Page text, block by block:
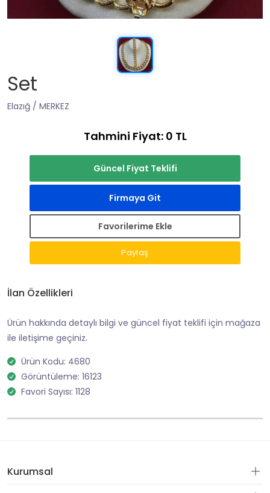
Set
Elazığ / MERKEZ
Tahmini Fiyat: 0 TL
Güncel Fiyat Teklifi
Firmaya Git
Favorilerime Ekle
Paylaş
İlan Özellikleri
Ürün hakkında detaylı bilgi ve güncel fiyat teklifi için mağaza
ile iletişime geçiniz.
Ürün Kodu: 4680
Görüntüleme: 16123
Favori Sayısı: 1128
Kurumsal